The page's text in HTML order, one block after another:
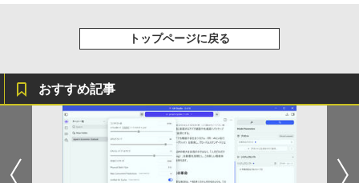
トップページに戻る
おすすめ記事